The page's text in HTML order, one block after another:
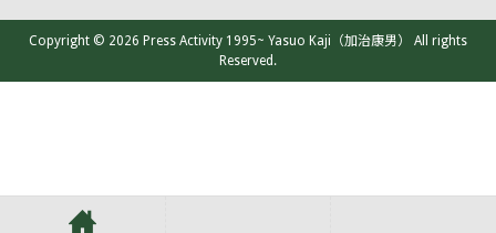
Copyright © 2026 Press Activity 1995~ Yasuo Kaji（加治康男） All rights
Reserved.